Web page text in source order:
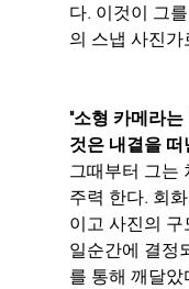
다. 이것이 그
의 스냅 사진
"소형 카메라
것은 내곁을
그때부터 그는
주력 한다. 회
이고 사진의
일순간에 결정
를 통해 깨달았